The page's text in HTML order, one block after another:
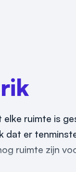
ruimte is
dat er
ruimte zijn